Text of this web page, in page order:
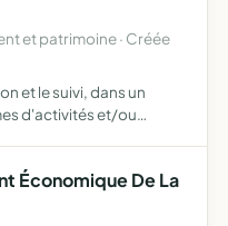
et patrimoine · Créée
et le suivi, dans un
d'activités et/ou
Économique De La